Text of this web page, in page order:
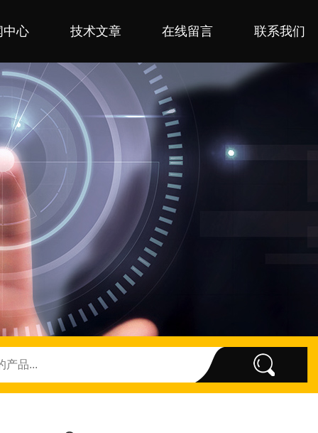
中心 技术文章 在线留言 联系我们